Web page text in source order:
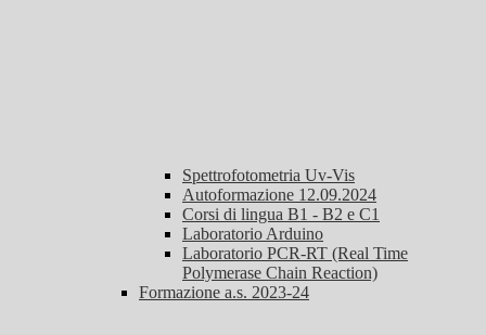
Spettrofotometria Uv-Vis
Autoformazione 12.09.2024
Corsi di lingua B1 - B2 e C1
Laboratorio Arduino
Laboratorio PCR-RT (Real Time
Polymerase Chain Reaction)
Formazione a.s. 2023-24